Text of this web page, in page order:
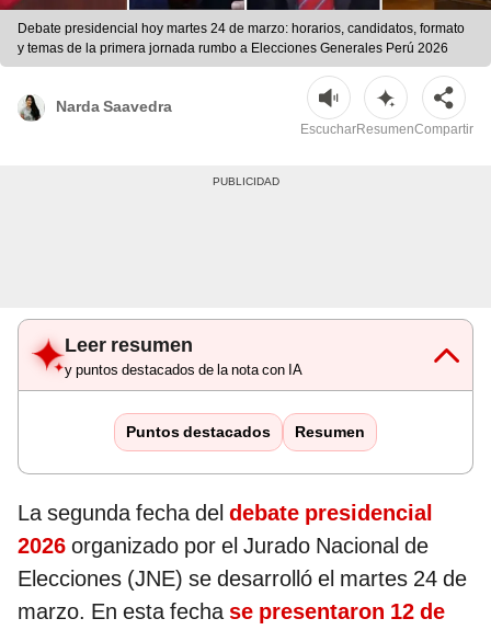
Debate presidencial hoy martes 24 de marzo: horarios, candidatos, formato
y temas de la primera jornada rumbo a Elecciones Generales Perú 2026
Narda Saavedra
EscucharResumenCompartir
Leer resumen
y puntos destacados de la nota con IA
Puntos destacados Resumen
La segunda fecha del debate presidencial
2026 organizado por el Jurado Nacional de
Elecciones (JNE) se desarrolló el martes 24 de
marzo. En esta fechase presentaron 12 de